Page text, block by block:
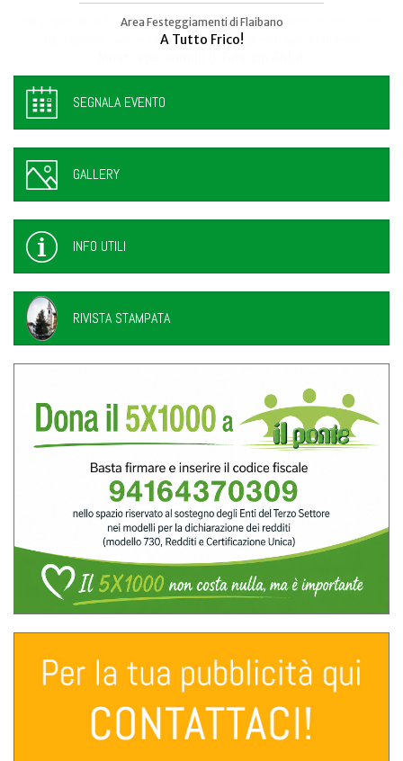
Area Festeggiamenti di Flaibano
A Tutto Frico!
Talmassons
FestInPiazza
SEGNALA EVENTO
GALLERY
INFO UTILI
RIVISTA STAMPATA